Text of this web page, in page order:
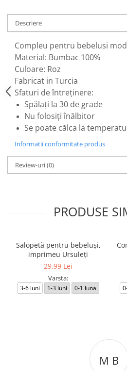
Descriere
Compleu pentru bebelusi
Material: Bumbac 100%
Culoare: Roz
Fabricat in Turcia
Sfaturi de întreținere:
Spălați la 30 de grade
Nu folosiți înălbitor
Se poate călca la
Informatii conformitate produs
Review-uri(0)
PRODUSE
Salopetă pentru bebeluși,
imprimeu Ursuleți
29,99 Lei
Varsta:
3-6 luni 1-3 luni 0-1 luna
M B